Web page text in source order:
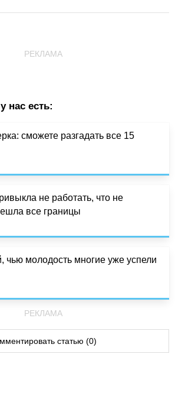
РЕКЛАМА
нас есть:
сможете разгадать все 15
не работать, что не
все границы
чью молодость многие уже успели
РЕКЛАМА
статью (0)